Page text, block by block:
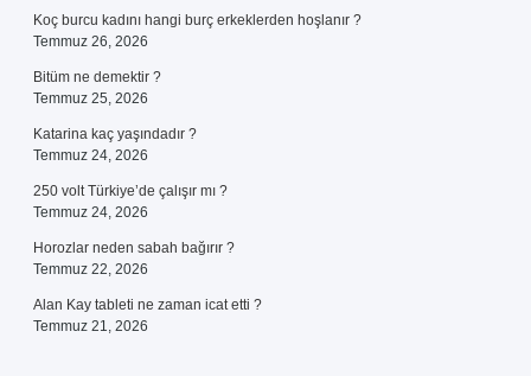
Koç burcu kadını hangi burç erkeklerden hoşlanır ?
Temmuz 26, 2026
Bitüm ne demektir ?
Temmuz 25, 2026
Katarina kaç yaşındadır ?
Temmuz 24, 2026
250 volt Türkiye’de çalışır mı ?
Temmuz 24, 2026
Horozlar neden sabah bağırır ?
Temmuz 22, 2026
Alan Kay tableti ne zaman icat etti ?
Temmuz 21, 2026